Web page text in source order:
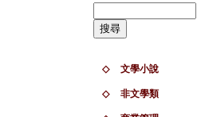
◇ 文學小說
◇ 非文學類